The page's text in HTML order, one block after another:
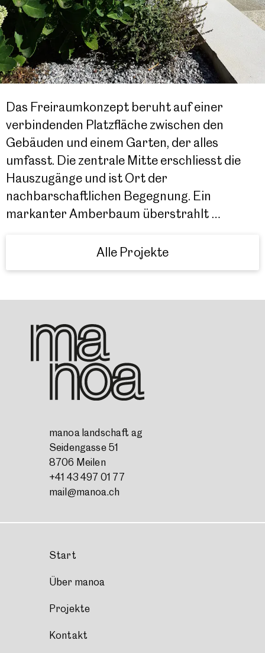
Das Freiraumkonzept beruht auf einer
verbindenden Platzfläche zwischen den
Gebäuden und einem Garten, der alles
umfasst. Die zentrale Mitte erschliesst die
Hauszugänge und ist Ort der
nachbarschaftlichen Begegnung. Ein
markanter Amberbaum überstrahlt …
Alle Projekte
manoa landschaft ag
Seidengasse 51
8706 Meilen
+41 43 497 01 77
mail@manoa.ch
Start
Über manoa
Projekte
Kontakt